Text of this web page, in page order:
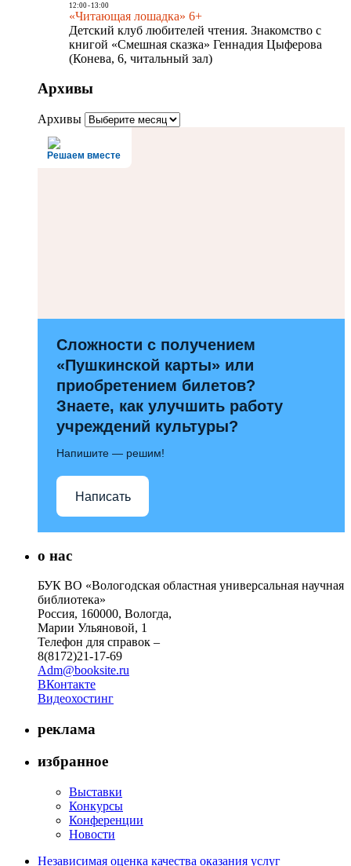
12:00- 13:00
«Читающая лошадка» 6+
Детский клуб любителей чтения. Знакомство с
книгой «Смешная сказка» Геннадия Цыферова
(Конева, 6, читальный зал)
Архивы
Архивы
Решаем вместе
Сложности с получением
«Пушкинской карты» или
приобретением билетов?
Знаете, как улучшить работу
учреждений культуры?
Напишите — решим!
Написать
о нас
БУК ВО «Вологодская областная универсальная научная
библиотека»
Россия, 160000, Вологда,
Марии Ульяновой, 1
Телефон для справок –
8(8172)21-17-69
Adm@booksite.ru
ВКонтакте
Видеохостинг
реклама
избранное
Выставки
Конкурсы
Конференции
Новости
Независимая оценка качества оказания услуг